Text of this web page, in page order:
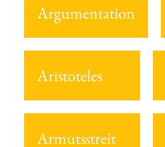
Argumentation
Aristoteles
Armutsstreit